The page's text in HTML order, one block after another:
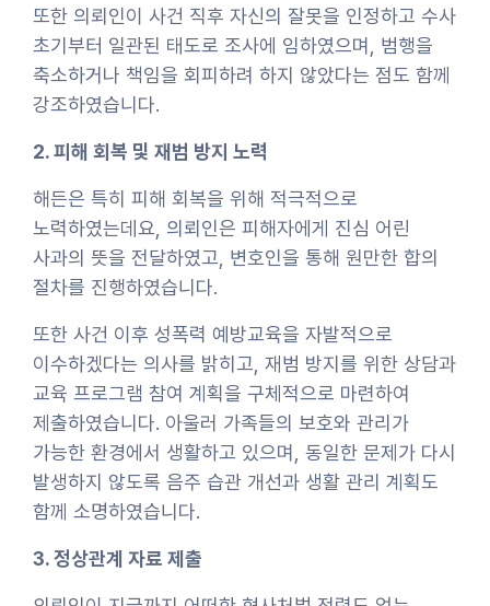
또한 의뢰인이 사건 직후 자신의 잘못을 인정하고 수사
초기부터 일관된 태도로 조사에 임하였으며, 범행을
축소하거나 책임을 회피하려 하지 않았다는 점도 함께
강조하였습니다.
2. 피해 회복 및 재범 방지 노력
해든은 특히 피해 회복을 위해 적극적으로
노력하였는데요, 의뢰인은 피해자에게 진심 어린
사과의 뜻을 전달하였고, 변호인을 통해 원만한 합의
절차를 진행하였습니다.
또한 사건 이후 성폭력 예방교육을 자발적으로
이수하겠다는 의사를 밝히고, 재범 방지를 위한 상담과
교육 프로그램 참여 계획을 구체적으로 마련하여
제출하였습니다. 아울러 가족들의 보호와 관리가
가능한 환경에서 생활하고 있으며, 동일한 문제가 다시
발생하지 않도록 음주 습관 개선과 생활 관리 계획도
함께 소명하였습니다.
3. 정상관계 자료 제출